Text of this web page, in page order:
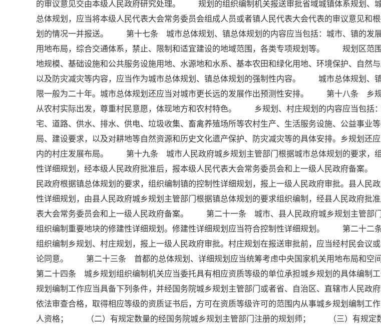
的审议意见交由本级人民政府研究处理。 规划的组织编制机关报送审批省域城镇体系规划、
总体规划，应当将本级人民代表大会常务委员会组成人员或者镇人民代表大会代表的审议意见和
划的情况一并报送。 第十七条 城市总体规划、镇总体规划的内容应当包括：城市、镇的发展
用地布局，综合交通体系，禁止、限制和适宜建设的地域范围，各类专项规划等。 规划区范
地规模、基础设施和公共服务设施用地、水源地和水系、基本农田和绿化用地、环境保护、自然
以及防灾减灾等内容，应当作为城市总体规划、镇总体规划的强制性内容。 城市总体规划、
限一般为二十年。城市总体规划还应当对城市更长远的发展作出预测性安排。 第十八条 乡
从农村实际出发，尊重村民意愿，体现地方和农村特色。 乡规划、村庄规划的内容应当包括
宅、道路、供水、排水、供电、垃圾收集、畜禽养殖场所等农村生产、生活服务设施、公益事业
局、建设要求，以及对耕地等自然资源和历史文化遗产保护、防灾减灾等的具体安排。乡规划还
内的村庄发展布局。 第十九条 城市人民政府城乡规划主管部门根据城市总体规划的要求，组
性详细规划，经本级人民政府批准后，报本级人民代表大会常务委员会和上一级人民政府备
民政府根据镇总体规划的要求，组织编制镇的控制性详细规划，报上一级人民政府审批。县人民
性详细规划，由县人民政府城乡规划主管部门根据镇总体规划的要求组织编制，经县人民政府批
表大会常务委员会和上一级人民政府备案。 第二十一条 城市、县人民政府城乡规划主管部门
组织编制重要地块的修建性详细规划。修建性详细规划应当符合控制性详细规划。 第二十二
组织编制乡规划、村庄规划，报上一级人民政府审批。村庄规划在报送审批前，应当经村民会议
论同意。 第二十三条 首都的总体规划、详细规划应当统筹考虑中央国家机关用地布局和
第二十四条 城乡规划组织编制机关应当委托具有相应资质等级的单位承担城乡规划的具体编
规划编制工作应当具备下列条件，并经国务院城乡规划主管部门或者省、自治区、直辖市人民政府
依法审查合格，取得相应等级的资质证书后，方可在资质等级许可的范围内从事城乡规划编制
人资格； （二）有规定数量的经国务院城乡规划主管部门注册的规划师； （三）有规定